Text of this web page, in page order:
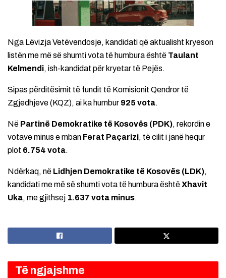
Nga Lëvizja Vetëvendosje, kandidati që aktualisht kryeson
listën me më së shumti vota të humbura është Taulant
Kelmendi, ish-kandidat për kryetar të Pejës.
Sipas përditësimit të fundit të Komisionit Qendror të
Zgjedhjeve (KQZ), ai ka humbur 925 vota.
Në Partinë Demokratike të Kosovës (PDK), rekordin e
votave minus e mban Ferat Paçarizi, të cilit i janë hequr
plot 6.754 vota.
Ndërkaq, në Lidhjen Demokratike të Kosovës (LDK),
kandidati me më së shumti vota të humbura ështëXhavit
Uka, me gjithsej 1.637 vota minus.
Të ngjajshme